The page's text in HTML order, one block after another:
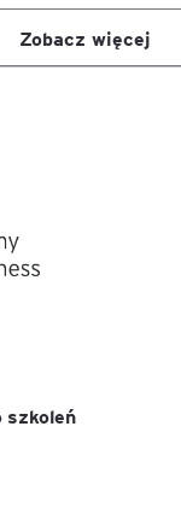
Zobacz więcej
szkoleń